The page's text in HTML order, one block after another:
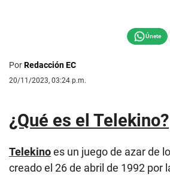
PorRedacción EC
20/11/2023, 03:24 p.m.
¿Qué es el Telekino?
Telekinoes un juego de azar de
creado el 26 de abril de 1992 por